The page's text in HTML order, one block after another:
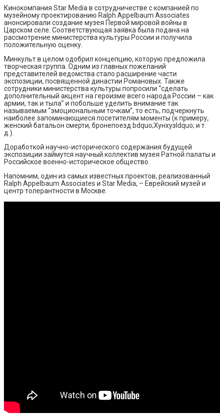
Кинокомпания Star Media в сотрудничестве с компанией по
музейному проектированию Ralph Appelbaum Associates
анонсировали создание музея Первой мировой войны в
Царском селе. Соответствующая заявка была подана на
рассмотрение министерства культуры России и получила
положительную оценку.
Минкульт в целом одобрил концепцию, которую предложила
творческая группа. Одним из главных пожеланий
представителей ведомства стало расширение части
экспозиции, посвященной династии Романовых. Также
сотрудники министерства культуры попросили “сделать
дополнительный акцент на героизме всего народа России – как
армии, так и тыла” и побольше уделить внимание так
называемым “эмоциональным точкам”, то есть, подчеркнуть
наиболее запоминающиеся посетителям моменты (к примеру,
женский батальон смерти, бронепоезд bdquo;Хунхузldquo; и т.
д.).
Доработкой научно-исторического содержания будущей
экспозиции займутся научный коллектив музея Ратной палаты и
Российское военно-историческое общество.
Напомним, один из самых известных проектов, реализованный
Ralph Appelbaum Associates и Star Media, – Еврейский музей и
центр толерантности в Москве.